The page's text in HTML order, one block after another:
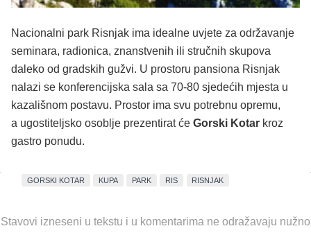
Nacionalni park Risnjak ima idealne uvjete za održavanje
seminara, radionica, znanstvenih ili stručnih skupova
daleko od gradskih gužvi. U prostoru pansiona Risnjak
nalazi se konferencijska sala sa 70-80 sjedećih mjesta u
kazališnom postavu. Prostor ima svu potrebnu opremu,
a ugostiteljsko osoblje prezentirat će Gorski Kotar kroz
gastro ponudu.
GORSKI KOTAR KUPA PARK RIS RISNJAK
Stavovi izneseni u tekstu i u komentarima ne odražavaju nužno